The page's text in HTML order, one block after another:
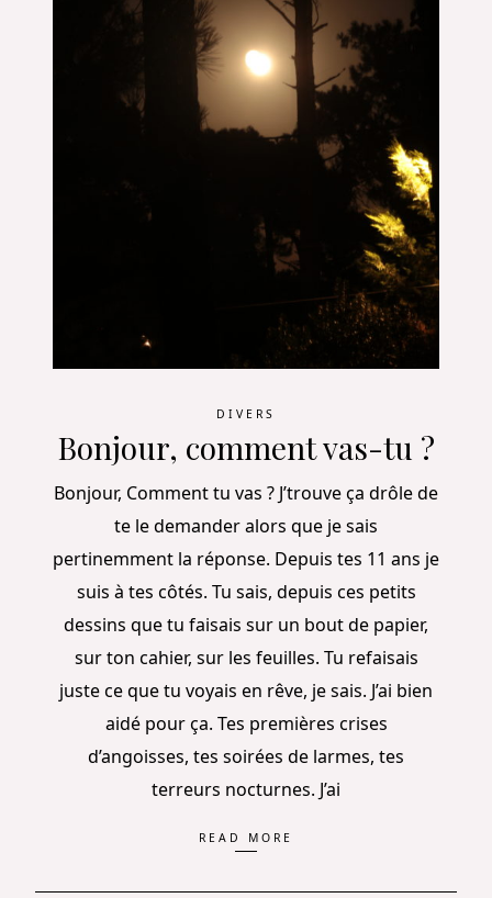
DIVERS
Bonjour, comment vas-tu ?
Bonjour, Comment tu vas ? J’trouve ça drôle de
te le demander alors que je sais
pertinemment la réponse. Depuis tes 11 ans je
suis à tes côtés. Tu sais, depuis ces petits
dessins que tu faisais sur un bout de papier,
sur ton cahier, sur les feuilles. Tu refaisais
juste ce que tu voyais en rêve, je sais. J’ai bien
aidé pour ça. Tes premières crises
d’angoisses, tes soirées de larmes, tes
terreurs nocturnes. J’ai
READ MORE